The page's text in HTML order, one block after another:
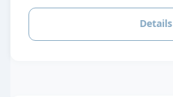
Details